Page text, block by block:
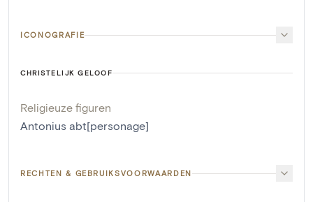
ICONOGRAFIE
CHRISTELIJK GELOOF
Religieuze figuren
Antonius abt[personage]
RECHTEN & GEBRUIKSVOORWAARDEN